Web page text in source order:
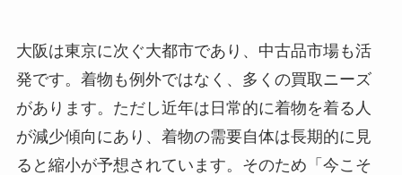
大阪は東京に次ぐ大都市であり、中古品市場も活
発です。着物も例外ではなく、多くの買取ニーズ
があります。ただし近年は日常的に着物を着る人
が減少傾向にあり、着物の需要自体は長期的に見
ると縮小が予想されています。そのため「今こそ